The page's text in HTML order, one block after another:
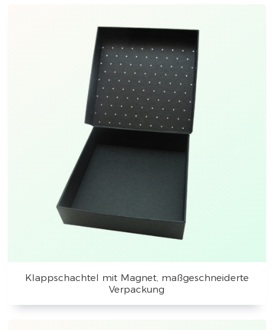
Klappschachtel mit Magnet, maßgeschneiderte
Verpackung